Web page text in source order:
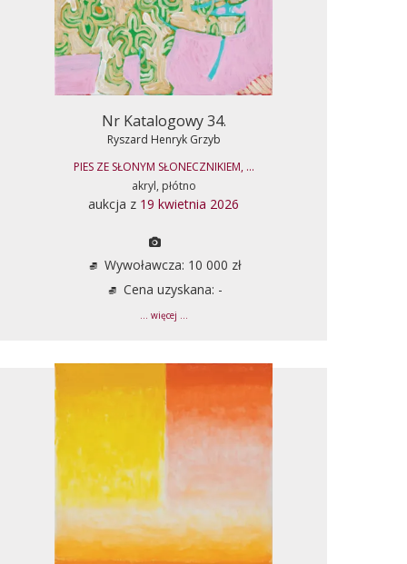
Nr Katalogowy 34.
Ryszard Henryk Grzyb
PIES ZE SŁONYM SŁONECZNIKIEM, ...
akryl, płótno
aukcja z 19 kwietnia 2026
Wywoławcza: 10 000 zł
Cena uzyskana: -
... więcej ...